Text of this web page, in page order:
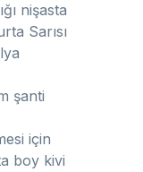
nişasta
Sarısı
şanti
için
boy kivi